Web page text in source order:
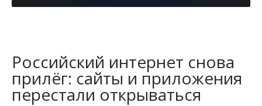
Российский интернет снова
прилёг: сайты и приложения
перестали открываться